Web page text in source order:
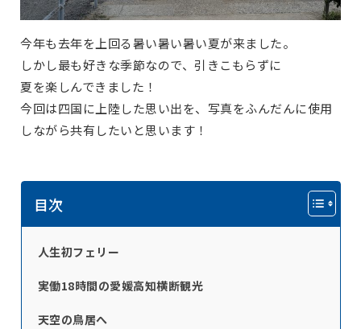
今年も去年を上回る暑い暑い暑い夏が来ました。
しかし最も好きな季節なので、引きこもらずに
夏を楽しんできました！
今回は四国に上陸した思い出を、写真をふんだんに使用
しながら共有したいと思います！
目次
人生初フェリー
実働18時間の愛媛高知横断観光
天空の鳥居へ